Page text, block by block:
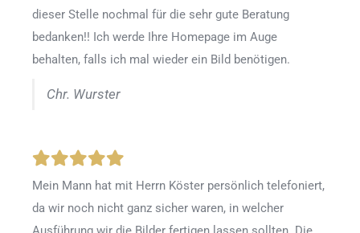
dieser Stelle nochmal für die sehr gute Beratung
bedanken!! Ich werde Ihre Homepage im Auge
behalten, falls ich mal wieder ein Bild benötigen.
Chr. Wurster
Mein Mann hat mit Herrn Köster persönlich telefoniert,
da wir noch nicht ganz sicher waren, in welcher